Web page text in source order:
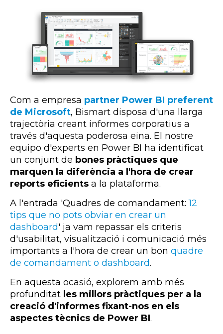
Com a empresa partner Power BI preferent
de Microsoft, Bismart disposa d'una llarga
trajectòria creant informes corporatius a
través d'aquesta poderosa eina. El nostre
equipo d'experts en Power BI ha identificat
un conjunt de bones pràctiques que
marquen la diferència a l'hora de crear
reports eficients a la plataforma.
A l'entrada 'Quadres de comandament:12
tips que no pots obviar en crear un
dashboard' ja vam repassar els criteris
d'usabilitat, visualització i comunicació més
importants a l'hora de crear un bon quadre
de comandament o dashboard.
En aquesta ocasió, explorem amb més
profunditat les millors pràctiques per a la
creació d'informes fixant-nos en els
aspectes tècnics de Power BI.